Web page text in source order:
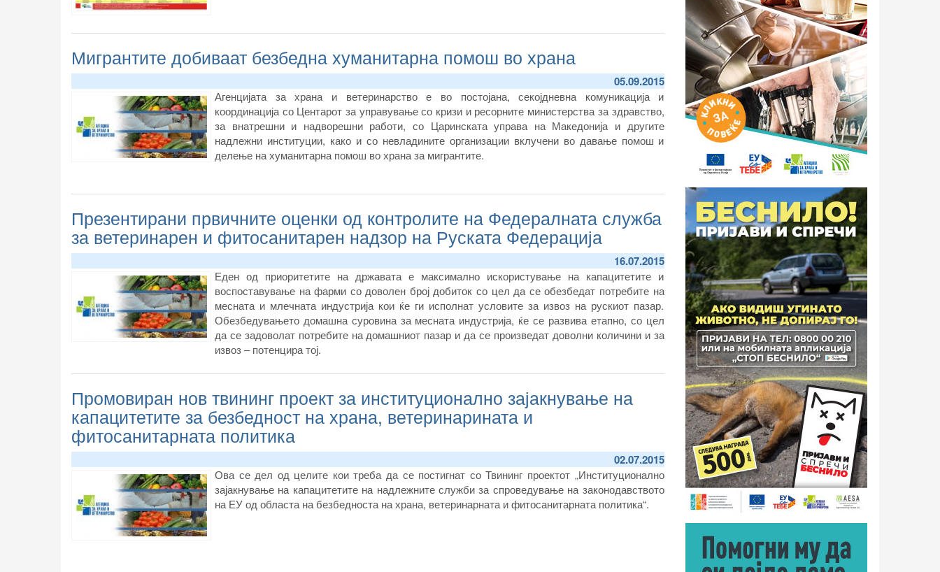
Мигрантите добиваат безбедна хуманитарна помош во храна
05.09.2015
Агенцијата за храна и ветеринарство е во постојана, секојдневна комуникација и
координација со Центарот за управување со кризи и ресорните министерства за здравство,
за внатрешни и надворешни работи, со Царинската управа на Македонија и другите
надлежни институции, како и со невладините организации вклучени во давање помош и
делење на хуманитарна помош во храна за мигрантите.
Презентирани првичните оценки од контролите на Федералната служба
за ветеринарен и фитосанитарен надзор на Руската Федерација
16.07.2015
Еден од приоритетите на државата е максимално искористување на капацитетите и
воспоставување на фарми со доволен број добиток со цел да се обезбедат потребите на
месната и млечната индустрија кои ќе ги исполнат условите за извоз на рускиот пазар.
Обезбедувањето домашна суровина за месната индустрија, ќе се развива етапно, со цел
да се задоволат потребите на домашниот пазар и да се произведат доволни количини и за
извоз – потенцира тој.
Промовиран нов твининг проект за институционално зајакнување на
капацитетите за безбедност на храна, ветеринарината и
фитосанитарната политика
02.07.2015
Ова се дел од целите кои треба да се постигнат со Твининг проектот „Институционално
зајакнување на капацитетите на надлежните служби за спроведување на законодавството
на ЕУ од областа на безбедноста на храна, ветеринарната и фитосанитарната политика“.